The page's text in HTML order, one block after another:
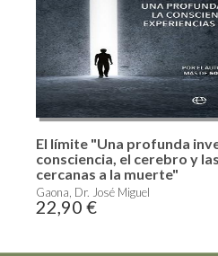
El límite "Una profunda
consciencia, el cerebro y
cercanas a la muerte"
Gaona, Dr. José Miguel
22,90 €